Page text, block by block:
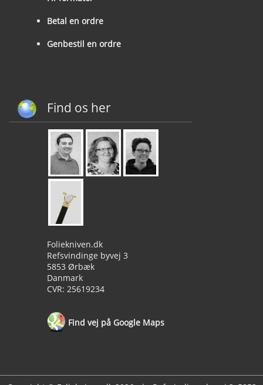
Betal en ordre
Genbestil en ordre
Find os her
Foliekniven.dk
Refsvindinge byvej 3
5853 Ørbæk
Danmark
CVR: 25619234
Find vej på Google Maps